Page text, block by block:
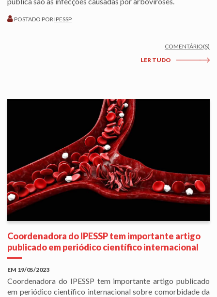
POSTADO PORIPESSP
COMENTÁRIO(S)
LER TUDO
Coordenadora do IPESSP tem importante artigo
publicado em periódico científico internacional
EM 19/05/2023
Coordenadora do IPESSP tem importante artigo publicado
em periódico científico internacional sobre comorbidade da